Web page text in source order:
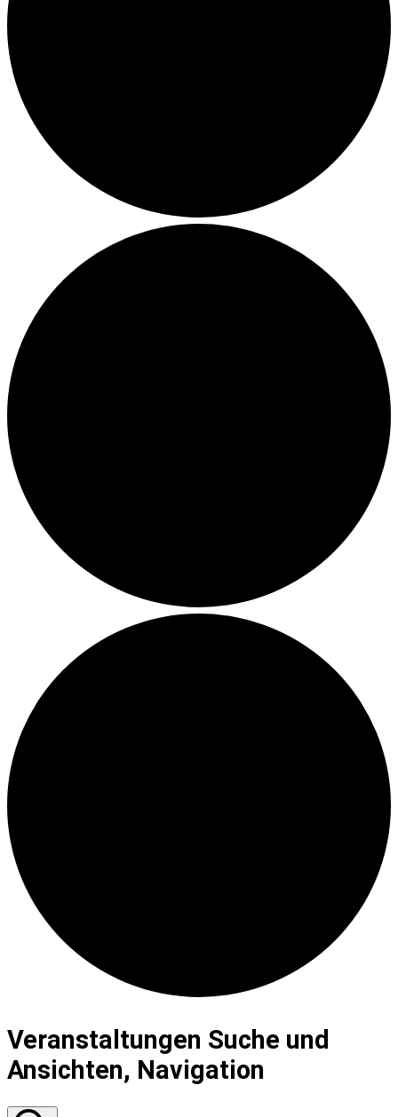
VERANSTALTUNGEN
Veranstaltungen Suche und
Ansichten, Navigation